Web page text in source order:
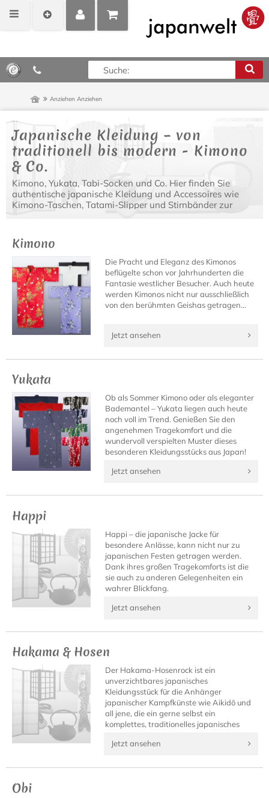
MEIN
POSITIONEN
ANZEIGEN
0,00 €*
AnziehenAnziehen
Japanische Kleidung – von
traditionell bis modern - Kimono
& Co.
Kimono, Yukata, Tabi-Socken und Co. Hier finden Sie
authentische japanische Kleidung und Accessoires wie
Kimono-Taschen, Tatami-Slipper und Stirnbänder zur
Kimono
Die Pracht und Eleganz des Kimonos
beflügelte schon vor Jahrhunderten die
Fantasie westlicher Besucher. Auch heute
werden Kimonos nicht nur ausschließlich
von den berühmten Geishas getragen...
Jetzt ansehen
Yukata
Ob als Sommer Kimono oder als eleganter
Bademantel – Yukata liegen auch heute
noch voll im Trend. Genießen Sie den
angenehmen Tragekomfort und die
wundervoll verspielten Muster dieses
besonderen Kleidungsstücks aus Japan!
Jetzt ansehen
Happi
Happi – die japanische Jacke für
besondere Anlässe, kann nicht nur zu
japanischen Festen getragen werden.
Dank ihres großen Tragekomforts ist die
sie auch zu anderen Gelegenheiten ein
wahrer Blickfang.
Jetzt ansehen
Hakama & Hosen
Der Hakama-Hosenrock ist ein
unverzichtbares japanisches
Kleidungsstück für die Anhänger
japanischer Kampfkünste wie Aikidō und
all jene, die ein gerne selbst ein
komplettes, traditionelles japanisches
Jetzt ansehen
Obi